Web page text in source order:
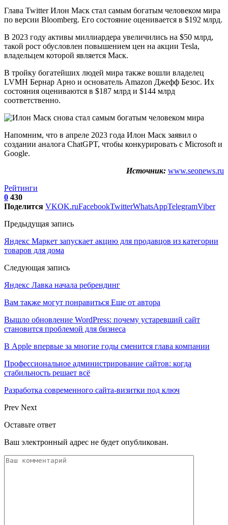
Глава Twitter Илон Маск стал самым богатым человеком мира
по версии Bloomberg. Его состояние оценивается в $192 млрд.
В 2023 году активы миллиардера увеличились на $50 млрд,
такой рост обусловлен повышением цен на акции Tesla,
владельцем которой является Маск.
В тройку богатейших людей мира также вошли владелец
LVMH Бернар Арно и основатель Amazon Джефф Безос. Их
состояния оцениваются в $187 млрд и $144 млрд
соответственно.
Напомним, что в апреле 2023 года Илон Маск заявил о
создании аналога ChatGPT, чтобы конкурировать с Microsoft и
Google.
Источник: www.seonews.ru
Рейтинги
0 430
Поделится VKOK.ruFacebookTwitterWhatsAppTelegramViber
Предыдущая запись
Яндекс Маркет запускает акцию для продавцов из категории
товаров для дома
Следующая запись
Яндекс Лавка начала ребрендинг
Вам также могут понравиться Еще от автора
Вышло обновление WordPress: почему устаревший сайт
становится проблемой для бизнеса
В Apple впервые за многие годы сменится глава компании
Профессиональное администрирование сайтов: когда
стабильность решает всё
Разработка современного сайта-визитки под ключ
Prev Next
Оставьте ответ
Ваш электронный адрес не будет опубликован.